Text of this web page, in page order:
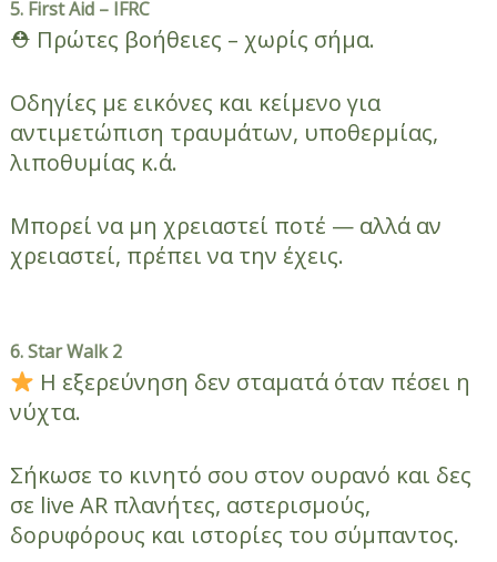
5. FirstAid – IFRC
⛑ Πρώτες βοήθειες – χωρίς σήμα.
Οδηγίες με εικόνες και κείμενο για
αντιμετώπιση τραυμάτων, υποθερμίας,
λιποθυμίας κ.ά.
Μπορεί να μη χρειαστεί ποτέ — αλλά αν
χρειαστεί, πρέπει να την έχεις.
6.Star Walk 2
Η εξερεύνηση δεν σταματά όταν πέσει η
νύχτα.
Σήκωσε το κινητό σου στον ουρανό και δες
σε live AR πλανήτες, αστερισμούς,
δορυφόρους και ιστορίες του σύμπαντος.